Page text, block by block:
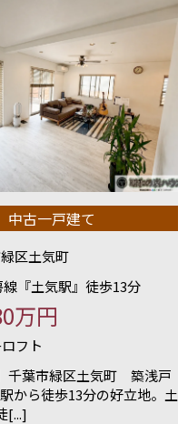
中古一戸建て
区土気町
『土気駅』徒歩13分
万円
フト
千葉市緑区土気町 築浅戸
から徒歩13分の好立地。土
[...]